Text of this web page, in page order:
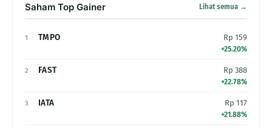
Saham Top Gainer Lihat semua →
1 TMPO Rp 159
+25.20%
2 FAST Rp 388
+22.78%
3 IATA Rp 117
+21.88%